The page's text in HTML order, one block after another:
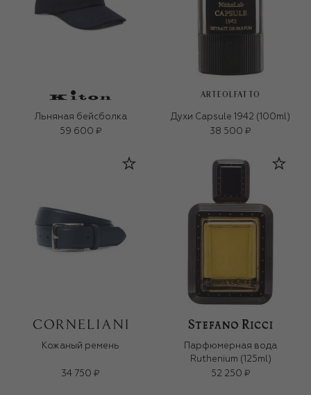
Льняная бейсболка
59 600 ₽
ARTEOLFATTO
Духи Capsule 1942 (100ml)
38 500 ₽
Кожаный ремень
34 750 ₽
Парфюмерная вода
Ruthenium (125ml)
52 250 ₽